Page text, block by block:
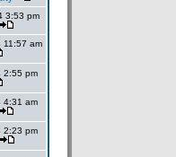
3:53 pm
11:57 am
2:55 pm
4:31 am
2:23 pm